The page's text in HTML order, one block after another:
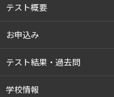
テスト概要
お申込み
テスト結果・過去問
学校情報